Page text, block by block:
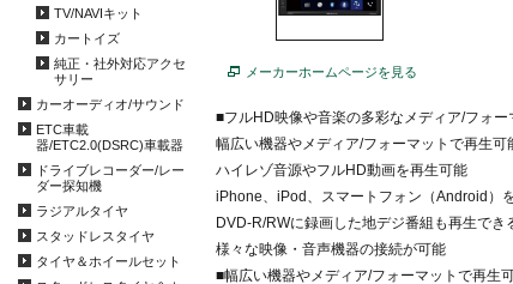
TV/NAVIキット
カートイズ
純正・社外対応アクセ
サリー
カーオーディオ/サウンド
ETC車載
器/ETC2.0(DSRC)車載器
ドライブレコーダー/レー
ダー探知機
ラジアルタイヤ
スタッドレスタイヤ
タイヤ＆ホイールセット
メーカーホームページを見る
■フルHD映像や音楽の多彩なメディア/フォ
幅広い機器やメディア/フォーマットで再生可
ハイレゾ音源やフルHD動画を再生可能
iPhone、iPod、スマートフォン（Android）
DVD-R/RWに録画した地デジ番組も再生でき
様々な映像・音声機器の接続が可能
■幅広い機器やメディア/フォーマットで再生